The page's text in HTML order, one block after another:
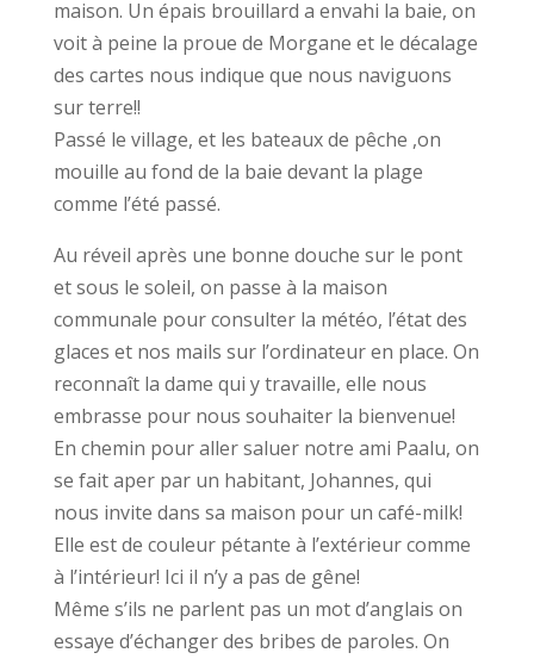
maison. Un épais brouillard a envahi la baie, on
voit à peine la proue de Morgane et le décalage
des cartes nous indique que nous naviguons
sur terre!!
Passé le village, et les bateaux de pêche ,on
mouille au fond de la baie devant la plage
comme l’été passé.
Au réveil après une bonne douche sur le pont
et sous le soleil, on passe à la maison
communale pour consulter la météo, l’état des
glaces et nos mails sur l’ordinateur en place. On
reconnaît la dame qui y travaille, elle nous
embrasse pour nous souhaiter la bienvenue!
En chemin pour aller saluer notre ami Paalu, on
se fait aper par un habitant, Johannes, qui
nous invite dans sa maison pour un café-milk!
Elle est de couleur pétante à l’extérieur comme
à l’intérieur! Ici il n’y a pas de gêne!
Même s’ils ne parlent pas un mot d’anglais on
essaye d’échanger des bribes de paroles. On